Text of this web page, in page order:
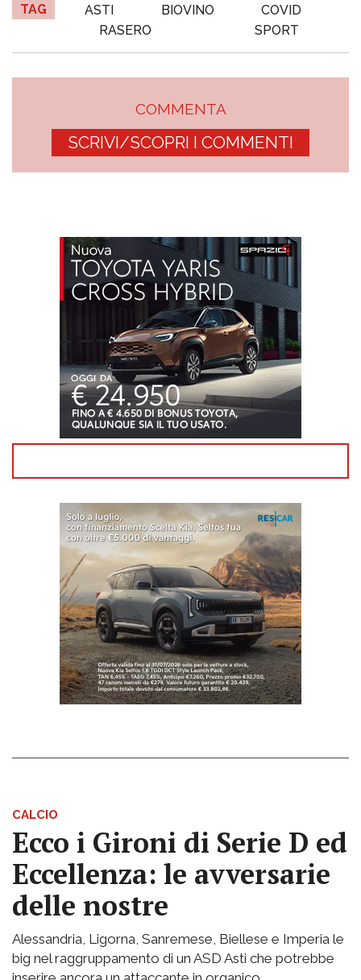
TAG ASTI BIOVINO
COVID
RASERO
SPORT
COMMENTA
SCRIVI/SCOPRI I COMMENTI
CALCIO
Ecco i Gironi di Serie D ed
Eccellenza: le avversarie
delle nostre
Alessandria, Ligorna, Sanremese, Biellese e Imperia le
big nel raggruppamento di un ASD Asti che potrebbe